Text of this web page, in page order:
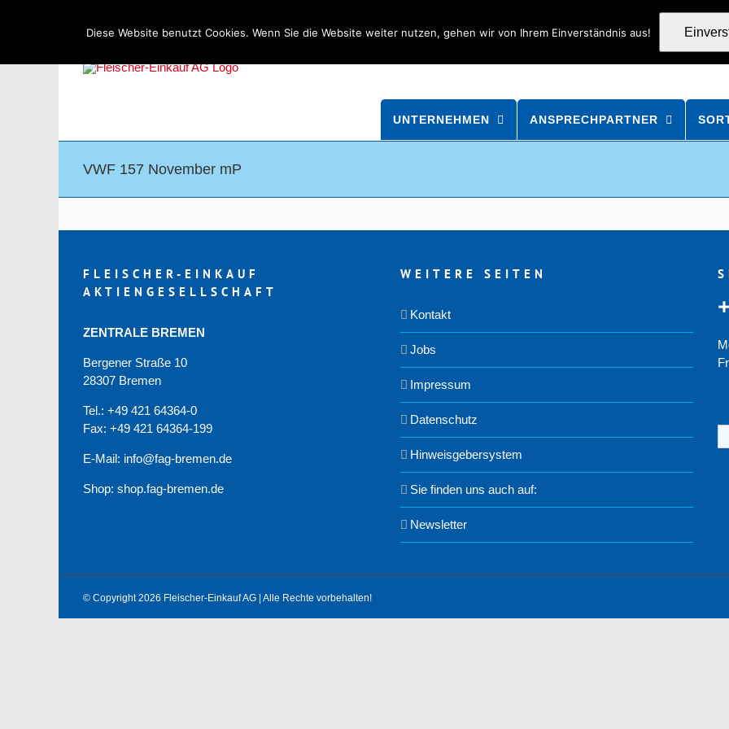
UNTERNEHMEN ANSPRECHPARTNER
VWF 157 November mP
FLEISCHER-EINKAUF
AKTIENGESELLSCHAFT
ZENTRALE BREMEN
Bergener Straße 10
28307 Bremen
Tel.: +49 421 64364-0
Fax: +49 421 64364-199
E-Mail: info@fag-bremen.de
Shop: shop.fag-bremen.de
WEITERE SEITEN
Kontakt
Jobs
Impressum
Datenschutz
Hinweisgebersystem
Sie finden uns auch auf:
Newsletter
© Copyright 2026 Fleischer-Einkauf AG | Alle Rechte vorbehalten!
Diese Website benutzt Cookies. Wenn Sie die Website weiter nutzen, gehen wir von Ihrem Einverständnis aus!